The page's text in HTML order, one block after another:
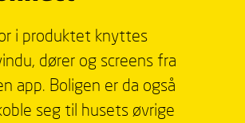
i produktet knyttes
dører og screens fra
app. Boligen er da også
seg til husets øvrige